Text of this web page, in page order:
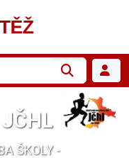
ŠKOLY -